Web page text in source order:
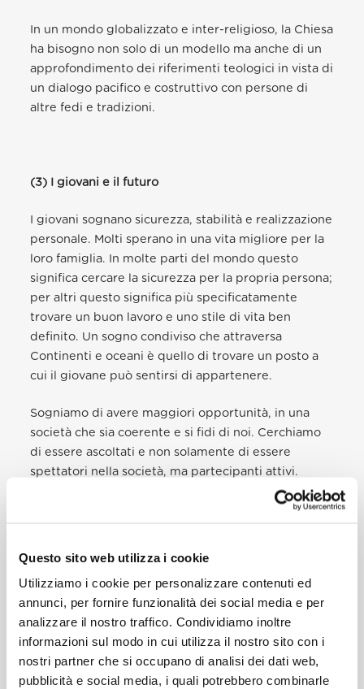
Questo sito web utilizza i cookie
Utilizziamo i cookie per personalizzare contenuti ed
annunci, per fornire funzionalità dei social media e per
analizzare il nostro traffico. Condividiamo inoltre
informazioni sul modo in cui utilizza il nostro sito con i
nostri partner che si occupano di analisi dei dati web,
pubblicità e social media, i quali potrebbero combinarle
In un mondo globalizzato e inter-religioso, la Chiesa
ha bisogno non solo di un modello ma anche di un
approfondimento dei riferimenti teologici in vista di
un dialogo pacifico e costruttivo con persone di
altre fedi e tradizioni.
(3) I giovani e il futuro
I giovani sognano sicurezza, stabilità e realizzazione
personale. Molti sperano in una vita migliore per la
loro famiglia. In molte parti del mondo questo
significa cercare la sicurezza per la propria persona;
per altri questo significa più specificatamente
trovare un buon lavoro e uno stile di vita ben
definito. Un sogno condiviso che attraversa
Continenti e oceani è quello di trovare un posto a
cui il giovane può sentirsi di appartenere.
Sogniamo di avere maggiori opportunità, in una
società che sia coerente e si fidi di noi. Cerchiamo
di essere ascoltati e non solamente di essere
spettatori nella società, ma partecipanti attivi.
Cerchiamo una Chiesa che ci aiuti a trovare la
nostra vocazione, in tutti i suoi significati. Inoltre,
di comunità che ci conduca ad un vero sentimento
di appartenenza.
Alcune preoccupazioni pratiche rendono difficile la
nostra vita. Molti giovani hanno sperimentato
grandi traumi in una varietà di modi. Molti altri